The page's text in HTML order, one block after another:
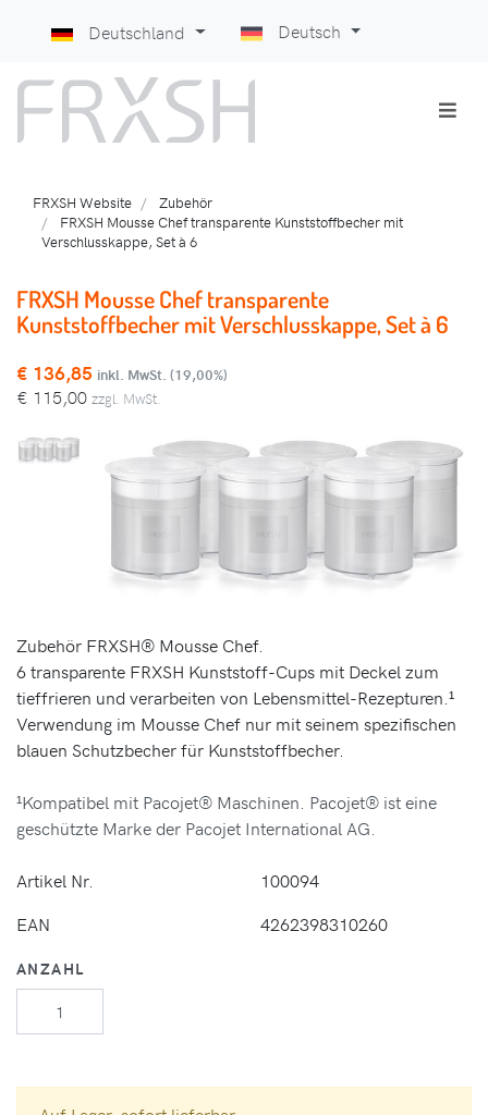
Deutschland Deutsch
FRXSH Website
Zubehör
FRXSH Mousse Chef transparente Kunststoffbecher mit
Verschlusskappe, Set à 6
FRXSH Mousse Chef transparente
Kunststoffbecher mit Verschlusskappe, Set à 6
€ 136,85 inkl. MwSt. (19,00%)
€ 115,00 zzgl. MwSt.
Zubehör FRXSH® Mousse Chef.
6 transparente FRXSH Kunststoff-Cups mit Deckel zum
tieffrieren und verarbeiten von Lebensmittel-Rezepturen.¹
Verwendung im Mousse Chef nur mit seinem spezifischen
blauen Schutzbecher für Kunststoffbecher.
¹Kompatibel mit Pacojet® Maschinen. Pacojet® ist eine
geschützte Marke der Pacojet International AG.
Artikel Nr.
100094
EAN
4262398310260
ANZAHL